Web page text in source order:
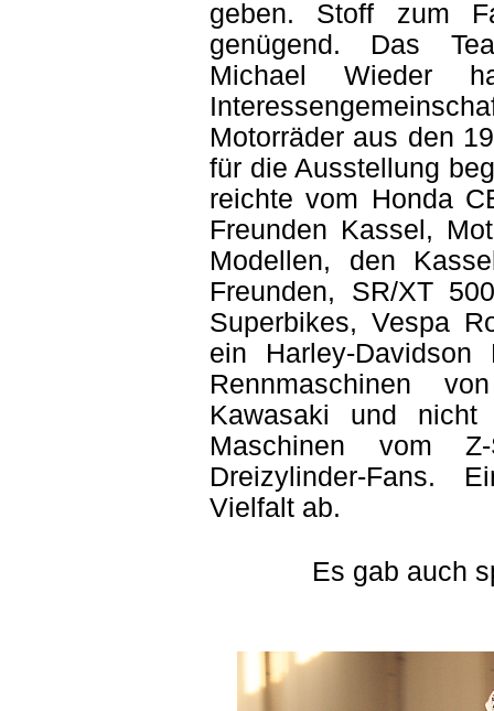
geben. Stoff zum
genügend. Das
Michael Wieder
Motorräder aus den
für die Ausstellung
reichte vom Honda
Freunden Kassel,
Modellen, den
Freunden, SR/XT
Superbikes, Vespa
ein Harley-Davidson
Rennmaschinen
Kawasaki und
Maschinen vom
Dreizylinder-Fans.
Vielfalt ab.
Es gab auch